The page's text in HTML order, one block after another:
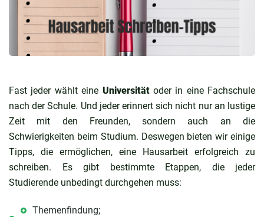
Fast jeder wählt eine Universitätoder in eine Fachschule
nach der Schule. Und jeder erinnert sich nicht nur an lustige
Zeit mit den Freunden, sondern auch an die
Schwierigkeiten beim Studium. Deswegen bieten wir einige
Tipps, die ermöglichen, eine Hausarbeit erfolgreich zu
schreiben. Es gibt bestimmte Etappen, die jeder
Studierende unbedingt durchgehen muss:
Themenfindung;